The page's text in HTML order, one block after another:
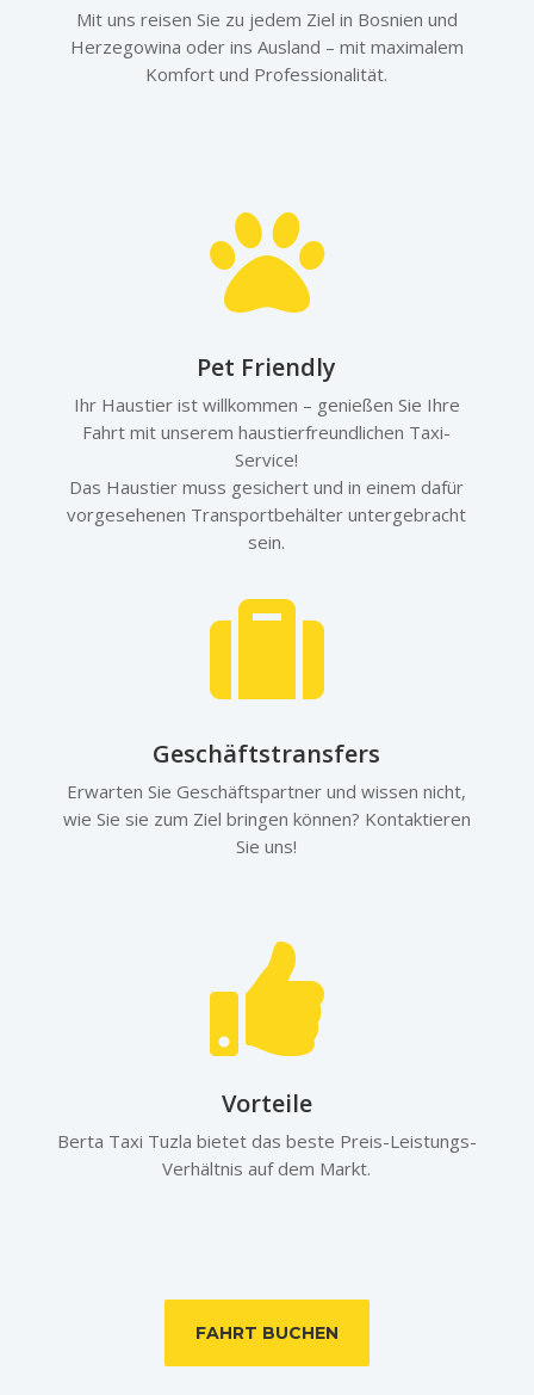
Mit uns reisen Sie zu jedem Ziel in Bosnien und
Herzegowina oder ins Ausland – mit maximalem
Komfort und Professionalität.

Pet Friendly
Ihr Haustier ist willkommen – genießen Sie Ihre
Fahrt mit unserem haustierfreundlichen Taxi-
Service!
Das Haustier muss gesichert und in einem dafür
vorgesehenen Transportbehälter untergebracht
sein.

Geschäftstransfers
Erwarten Sie Geschäftspartner und wissen nicht,
wie Sie sie zum Ziel bringen können? Kontaktieren
Sie uns!

Vorteile
Berta Taxi Tuzla bietet das beste Preis-Leistungs-
Verhältnis auf dem Markt.
FAHRT BUCHEN